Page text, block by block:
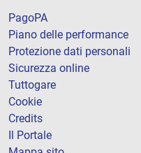
PagoPA
Piano delle performance
Protezione dati personali
Sicurezza online
Tuttogare
Cookie
Credits
Il Portale